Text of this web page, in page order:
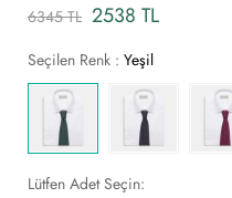
6345 TL 2538 TL
Seçilen Renk : Yeşil
Lütfen Adet Seçin: